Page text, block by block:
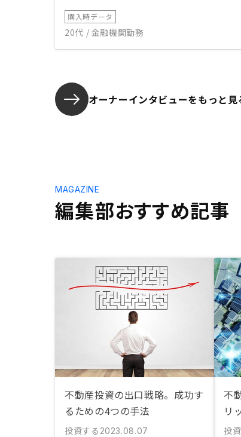
購入時データ
20代 / 金融機関勤務
オーナーインタビューをもっと見
編集部おすすめ記事
MAGAZINE
不動産投資の出口戦略。成功す
るための4つの手法
投資する 2023.08.07
不
リ
投